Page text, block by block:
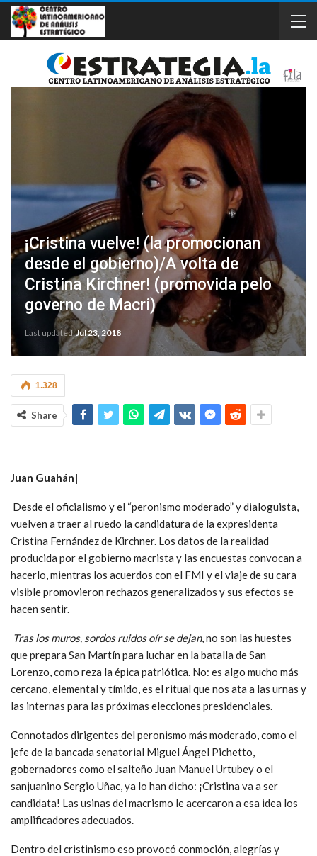
¡Cristina vuelve! (la promocionan
desde el gobierno)/A volta de
Cristina Kirchner! (promovida pelo
governo de Macri)
Last updatedJul 23, 2018
1.328
Share
Juan Guahán|
Desde el oficialismo y el “peronismo moderado” y dialoguista,
vuelven a traer al ruedo la candidatura de la expresidenta
Cristina Fernández de Kirchner. Los datos de la realidad
producida por el gobierno macrista y las encuestas convocan a
hacerlo, mientras los acuerdos con el FMI y el viaje de su cara
visible promovieron rechazos generalizados y sus efectos se
hacen sentir.
Tras los muros, sordos ruidos oír se dejan, no son las huestes
que prepara San Martín para luchar en la batalla de San
Lorenzo, como reza la épica patriótica. No: es algo mucho más
cercano, elemental y tímido, es el ritual que nos ata a las urnas y
las internas para las próximas elecciones presidenciales.
Connotados dirigentes del peronismo más moderado, como el
jefe de la bancada senatorial Miguel Ángel Pichetto,
gobernadores como el salteño Juan Manuel Urtubey o el
sanjuanino Sergio Uñac, ya lo han dicho: ¡Cristina va a ser
candidata! Las usinas del macrismo le acercaron a esa idea los
amplificadores adecuados.
Dentro del cristinismo eso provocó conmoción, alegrías y